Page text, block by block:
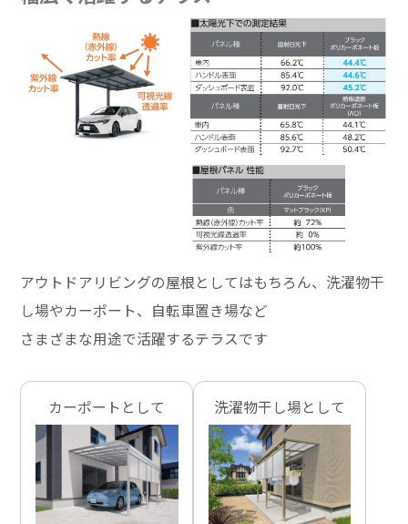
アウトドアリビングの屋根としてはもちろん、洗濯物干
し場やカーポート、自転車置き場など
さまざまな用途で活躍するテラスです
カーポートとして 洗濯物干し場として